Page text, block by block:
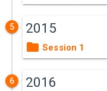
5 2015
Session 1
6 2016